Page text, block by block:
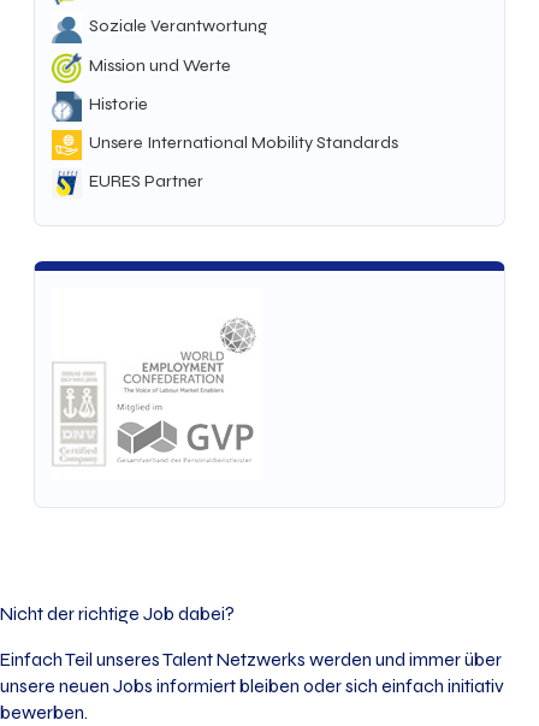
Soziale Verantwortung
Mission und Werte
Historie
Unsere International Mobility Standards
EURES Partner
Nicht der richtige Job dabei?
Einfach Teil unseres Talent Netzwerks werden und immer über
unsere neuen Jobs informiert bleiben oder sich einfach initiativ
bewerben.